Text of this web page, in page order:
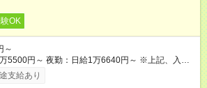
OK
～
5500円～ 夜勤：日給1万6640円～ ※上記、入社
含む(25勤務まで) ┗新任研修の終了から100日以内
支給あり